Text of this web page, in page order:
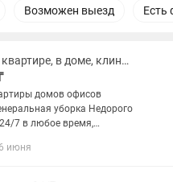
Возможен выезд Есть
Уборка в квартире, в доме, клининг Шымкент
домов офисов
уборка Недорого
7 в любое время,
и регионе. Убираем
июня